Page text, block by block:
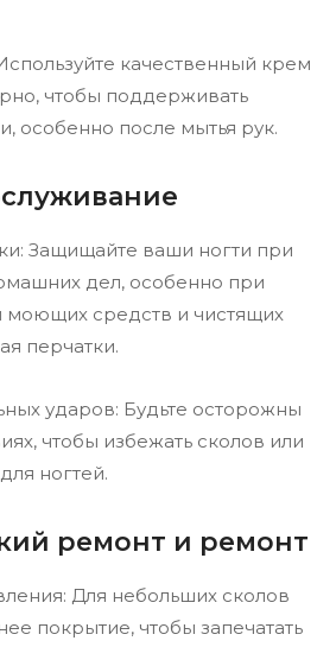
качественный крем
чтобы поддерживать
особенно после мытья рук.
Защищайте ваши ногти при
дел, особенно при
моющих средств и чистящих
перчатки.
ударов: Будьте осторожны
чтобы избежать сколов или
ногтей.
ремонт и ремонт
Для небольших сколов
покрытие, чтобы запечатать